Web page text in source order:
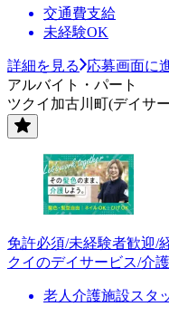
交通費支給
未経験OK
詳細を見る
応募画面に
アルバイト・パート
ツクイ加古川町(デイサ
免許必須/未経験者歓迎/
クイのデイサービス/介
老人介護施設スタ